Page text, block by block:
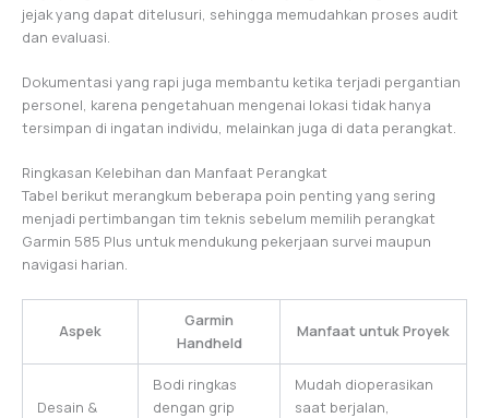
jejak yang dapat ditelusuri, sehingga memudahkan proses audit
dan evaluasi.
Dokumentasi yang rapi juga membantu ketika terjadi pergantian
personel, karena pengetahuan mengenai lokasi tidak hanya
tersimpan di ingatan individu, melainkan juga di data perangkat.
Ringkasan Kelebihan dan Manfaat Perangkat
Tabel berikut merangkum beberapa poin penting yang sering
menjadi pertimbangan tim teknis sebelum memilih perangkat
Garmin 585 Plus untuk mendukung pekerjaan survei maupun
navigasi harian.
Aspek
Garmin
Handheld
Manfaat untuk Proyek
Desain &
Bodi ringkas
dengan grip
Mudah dioperasikan
saat berjalan,